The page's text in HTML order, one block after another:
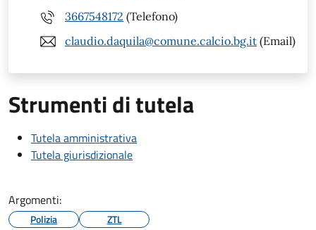
3667548172 (Telefono)
claudio.daquila@comune.calcio.bg.it (Email)
Strumenti di tutela
Tutela amministrativa
Tutela giurisdizionale
Argomenti:
Polizia ZTL